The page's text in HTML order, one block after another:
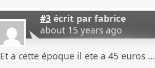
#3 écrit parfabrice
about 15 years ago
Et a cette époque il ete a 45 euros …